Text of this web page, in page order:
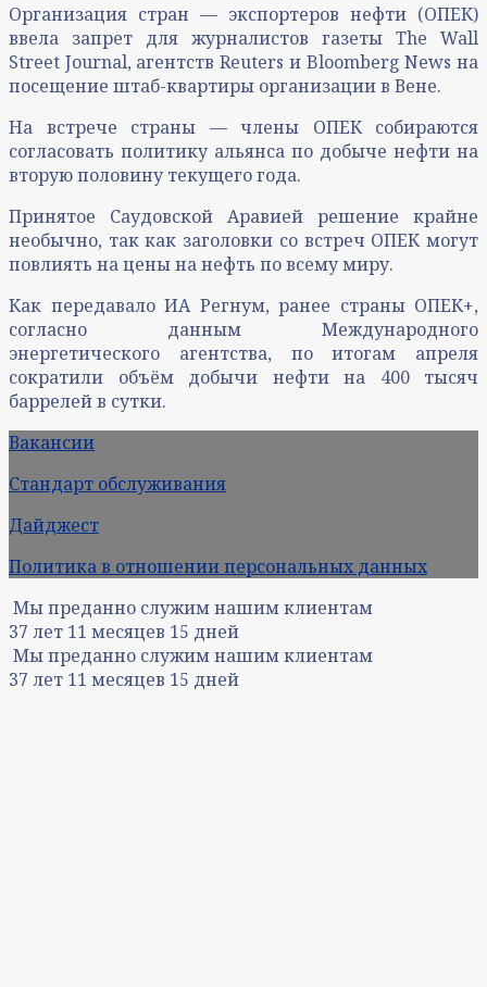
Организация стран — экспортеров нефти (ОПЕК)
ввела запрет для журналистов газеты The Wall
Street Journal, агентств Reuters и Bloomberg News на
посещение штаб-квартиры организации в Вене.
На встрече страны — члены ОПЕК собираются
согласовать политику альянса по добыче нефти на
вторую половину текущего года.
Принятое Саудовской Аравией решение крайне
необычно, так как заголовки со встреч ОПЕК могут
повлиять на цены на нефть по всему миру.
Как передавало ИА Регнум, ранее страны ОПЕК+,
согласно данным Международного
энергетического агентства, по итогам апреля
сократили объём добычи нефти на 400 тысяч
баррелей в сутки.
Вакансии
Стандарт обслуживания
Дайджест
Политика в отношении персональных данных
Мы преданно служим нашим клиентам
37 лет 11 месяцев 15 дней
Мы преданно служим нашим клиентам
37 лет 11 месяцев 15 дней